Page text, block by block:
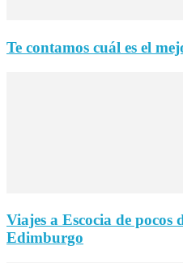
Te contamos cuál es el
Viajes a Escocia de pocos
Edimburgo